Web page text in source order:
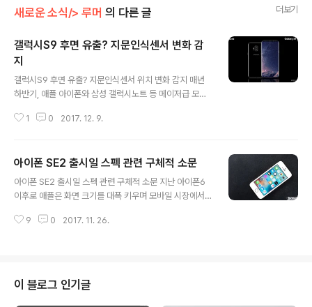
새로운 소식/> 루머 의 다른 글 더보기
갤럭시S9 후면 유출? 지문인식센서 변화 감
지
갤럭시S9 후면 유출? 지문인식센서 위치 변화 감지 매년
하반기, 애플 아이폰와 삼성 갤럭시노트 등 메이저급 모델
과 정보가 하나둘 고개를 내밀기 시작합니다. 이 맘 때면 가
출시일 이야기 등이 벌써부터 보이는 가운데, 지난 8일(현
지시간) 미국 IT 매체 슬래시릭스(Slashleaks)는 한장의
사진과 함께 해당 모델이 전작인 갤럭시S8과는 다른 후면
카메라 대신 S 시리즈 경험 그대로의 싱글 카메라를 유지
1 0 2017. 12. 9.
아이폰 SE2 출시일 스펙 관련 구체적 소문
아이폰 SE2 출시일 스펙 관련 구체적 소문 지난 아이폰6
이후로 애플은 화면 크기를 대폭 키우며 모바일 시장에서
하면 빼놓을 수 없는 인물이죠. 스티브 잡스는 스마트폰을
폰6에 이르러서는 4.7인치와 5.5인치 2가지 크기를 가지
며 당시 엄청난 판매량을 기록한 바 있습니다. 물론, 현 시
9 0 2017. 11. 26.
이 블로그 인기글